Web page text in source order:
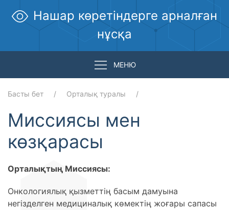
Нашар көретіндерге арналған
нұсқа
МЕНЮ
Басты бет Орталық туралы
Миссиясы мен
көзқарасы
Орталықтың Миссиясы:
Онкологиялық қызметтің басым дамуына
негізделген медициналық көмектің жоғары сапасы